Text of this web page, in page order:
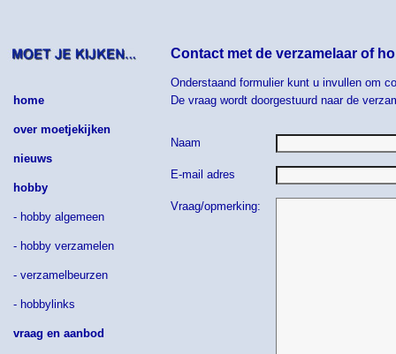
home
over moetjekijken
nieuws
hobby
- hobby algemeen
- hobby verzamelen
- verzamelbeurzen
- hobbylinks
vraag en aanbod
Contact met de verzamelaar of
Onderstaand formulier kunt u invullen om
De vraag wordt doorgestuurd naar de
Naam
E-mail adres
Vraag/opmerking: